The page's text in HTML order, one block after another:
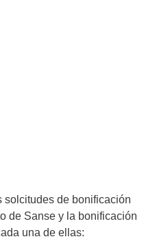
solcitudes de bonificación
de Sanse y la bonificación
una de ellas: